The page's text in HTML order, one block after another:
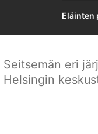
Eläinten
Seitsemän eri
Helsingin